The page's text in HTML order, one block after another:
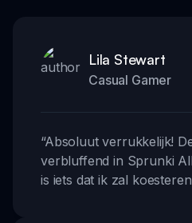
Lila Stewart
Casual Gamer
“Absoluut verrukkelijk!
verbluffend in Sprunki
is iets dat ik zal